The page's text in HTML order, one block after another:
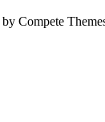
by Compete